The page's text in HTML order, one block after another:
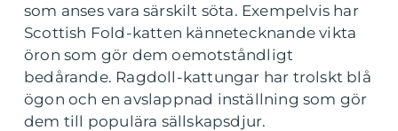
som anses vara särskilt söta. Exempelvis har
Scottish Fold-katten kännetecknande vikta
öron som gör dem oemotståndligt
bedårande. Ragdoll-kattungar har trolskt blå
ögon och en avslappnad inställning som gör
dem till populära sällskapsdjur.